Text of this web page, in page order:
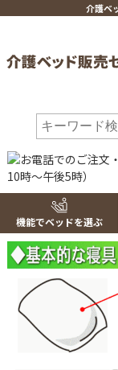
介護ベ
機能でベッドを選ぶ